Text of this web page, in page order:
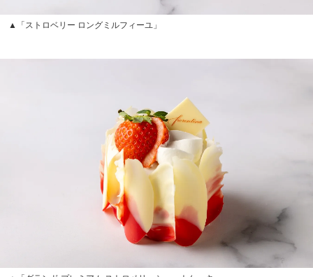
▲「ストロベリー ロングミルフィーユ」